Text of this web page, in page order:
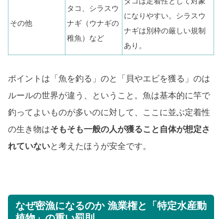
その他
タコ、シラスウ
ナギ（ウナギの
稚魚）など
になりやすい。シラスウ
ナギは別枠の厳しい規制
あり。
ポイントは「魚を釣る」のと「貝やエビを獲る」のは
ルールの世界が違う、ということ。魚は基本的に竿で
釣ってよいものが多いのに対して、ここに並ぶ定着性
の生き物はそもそも一般の人が獲ること自体が想定さ
れていないと考えたほうが安全です。
なぜ密漁になるのか 漁業権と「特定水産動